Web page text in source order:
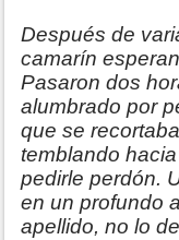
Después de
camarín
Pasaron dos
alumbrado por
que se
temblando
pedirle perdón.
en un profundo
apellido, no lo